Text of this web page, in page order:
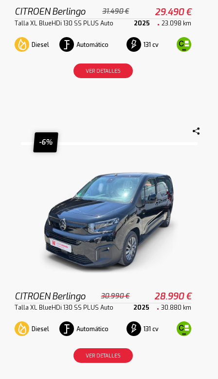
CITROEN Berlingo 31.490 € 29.490 €
Talla XL BlueHDi 130 SS PLUS Auto 2025 23.098 km
Diesel Automático 131 cv
VER DETALLES
-6%
CITROEN Berlingo 30.990 € 28.990 €
Talla XL BlueHDi 130 SS PLUS Auto 2025 30.880 km
Diesel Automático 131 cv
VER DETALLES